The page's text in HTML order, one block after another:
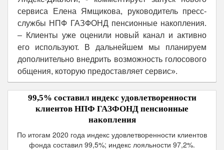
сервиса Елена Ямщикова, руководитель пресс-
службы НПФ ГАЗФОНД пенсионные накопления.
– Клиенты уже оценили новый канал и активно
его используют. В дальнейшем мы планируем
дополнительно внедрить возможность голосового
общения, которую предоставляет сервис».
99,5% составил индекс удовлетворенности
клиентов НПФ ГАЗФОНД пенсионные
накопления
По итогам 2020 года индекс удовлетворенности клиентов
фонда составил 99,5%; индекс лояльности 97,2%.